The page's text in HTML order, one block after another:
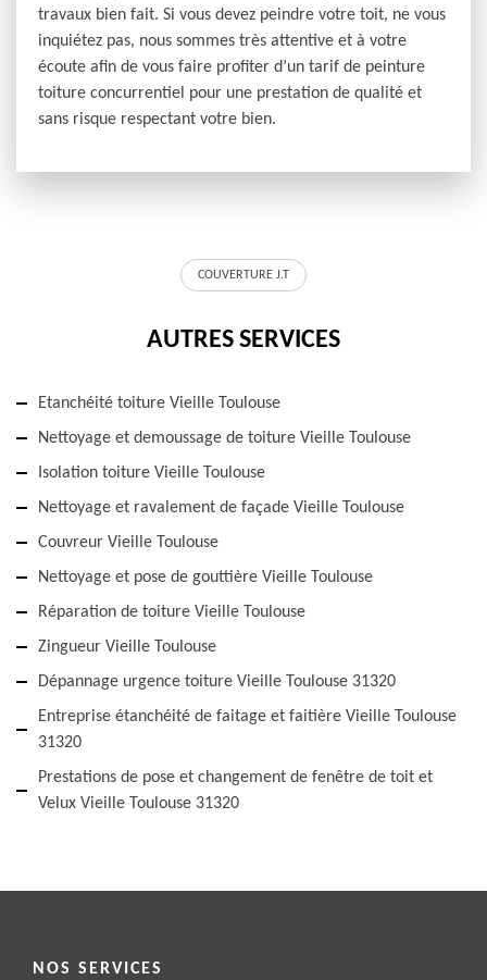
travaux bien fait. Si vous devez peindre votre toit, ne vous
inquiétez pas, nous sommes très attentive et à votre
écoute afin de vous faire profiter d’un tarif de peinture
toiture concurrentiel pour une prestation de qualité et
sans risque respectant votre bien.
COUVERTURE J.T
AUTRES SERVICES
Etanchéité toiture Vieille Toulouse
Nettoyage et demoussage de toiture Vieille Toulouse
Isolation toiture Vieille Toulouse
Nettoyage et ravalement de façade Vieille Toulouse
Couvreur Vieille Toulouse
Nettoyage et pose de gouttière Vieille Toulouse
Réparation de toiture Vieille Toulouse
Zingueur Vieille Toulouse
Dépannage urgence toiture Vieille Toulouse 31320
Entreprise étanchéité de faitage et faitière Vieille Toulouse
31320
Prestations de pose et changement de fenêtre de toit et
Velux Vieille Toulouse 31320
NOS SERVICES